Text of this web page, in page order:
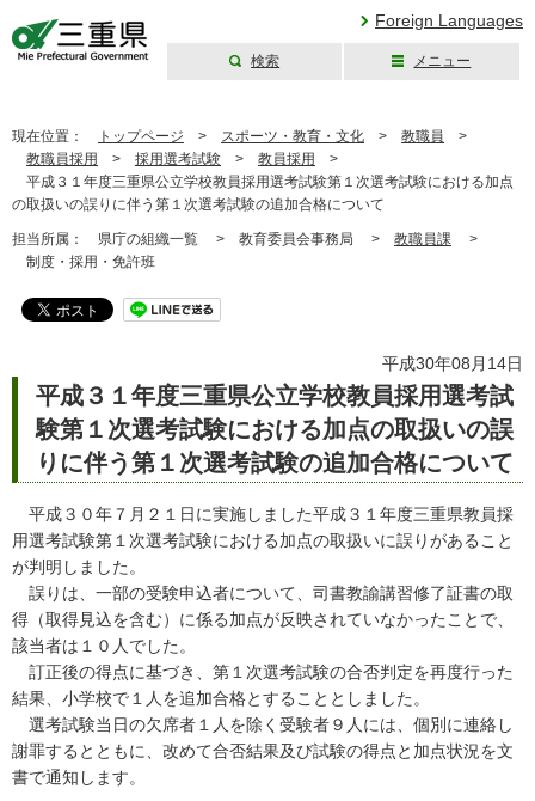
Foreign Languages
検索 メニュー
現在位置： トップページ > スポーツ・教育・文化 > 教職員 >
教職員採用
> 採用選考試験 > 教員採用
>
平成３１年度三重県公立学校教員採用選考試験第１次選考試験における加点
の取扱いの誤りに伴う第１次選考試験の追加合格について
担当所属： 県庁の組織一覧 > 教育委員会事務局 > 教職員課 >
制度・採用・免許班
平成30年08月14日
平成３１年度三重県公立学校教員採用選考試
験第１次選考試験における加点の取扱いの誤
りに伴う第１次選考試験の追加合格について
平成３０年７月２１日に実施しました平成３１年度三重県教員採
用選考試験第１次選考試験における加点の取扱いに誤りがあること
が判明しました。
誤りは、一部の受験申込者について、司書教諭講習修了証書の取
得（取得見込を含む）に係る加点が反映されていなかったことで、
該当者は１０人でした。
訂正後の得点に基づき、第１次選考試験の合否判定を再度行った
結果、小学校で１人を追加合格とすることとしました。
選考試験当日の欠席者１人を除く受験者９人には、個別に連絡し
謝罪するとともに、改めて合否結果及び試験の得点と加点状況を文
書で通知します。